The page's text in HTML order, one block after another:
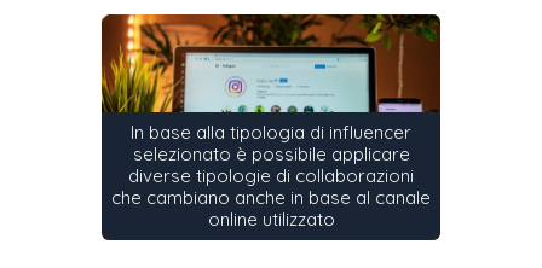
In base alla tipologia di influencer
selezionato è possibile applicare
diverse tipologie di collaborazioni
che cambiano anche in base al canale
online utilizzato